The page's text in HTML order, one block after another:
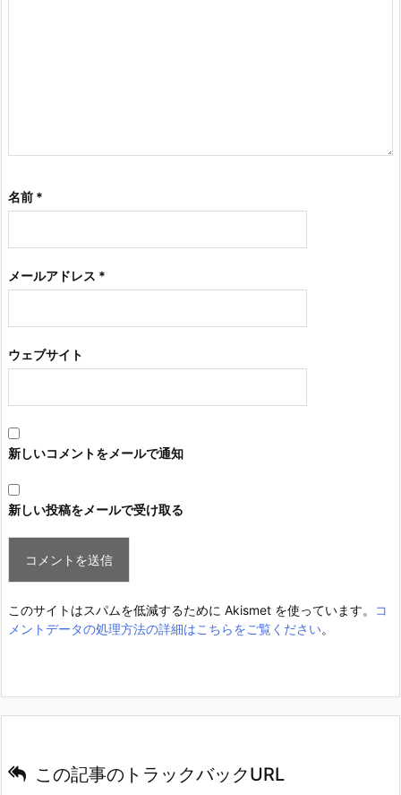
名前 *
メールアドレス *
ウェブサイト
新しいコメントをメールで通知
新しい投稿をメールで受け取る
このサイトはスパムを低減するために Akismet を使っています。
コ
メントデータの処理方法の詳細はこちらをご覧ください。
この記事のトラックバックURL